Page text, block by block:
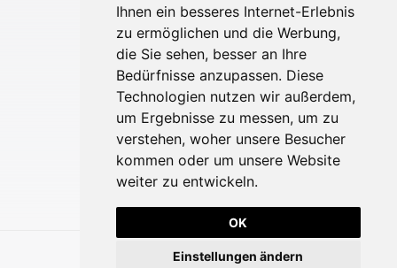
Ihnen ein besseres Internet-Erlebnis
zu ermöglichen und die Werbung,
die Sie sehen, besser an Ihre
Bedürfnisse anzupassen. Diese
Technologien nutzen wir außerdem,
um Ergebnisse zu messen, um zu
verstehen, woher unsere Besucher
kommen oder um unsere Website
weiter zu entwickeln.
OK
Einstellungen ändern
Akidesign
Kontakt
Über mich
Impressum
Datenschutz